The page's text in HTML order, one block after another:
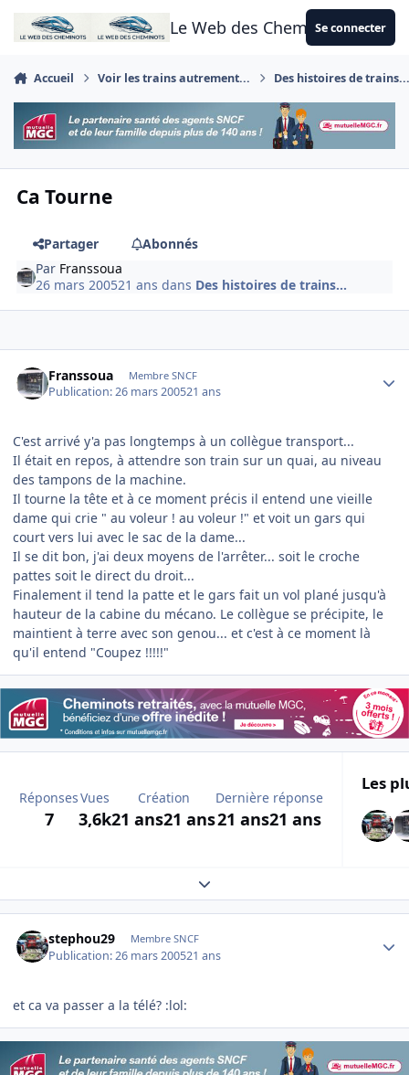
Aller au contenu
Le Web des CheminotsSe connecter
Accueil Voir les trains autrement... Des histoires de
Ca Tourne
Partager
Abonnés
Par Franssoua
26 mars 200521 ans dans Des histoires de trains...
Franssoua Membre SNCF
Publication:26 mars 200521 ans
C'est arrivé y'a pas longtemps à un collègue transport...
Il était en repos, à attendre son train sur un quai, au niveau
des tampons de la machine.
Il tourne la tête et à ce moment précis il entend une vieille
dame qui crie " au voleur ! au voleur !" et voit un gars qui
court vers lui avec le sac de la dame...
Il se dit bon, j'ai deux moyens de l'arrêter... soit le croche
pattes soit le direct du droit...
Finalement il tend la patte et le gars fait un vol plané jusqu'à
hauteur de la cabine du mécano. Le collègue se précipite, le
maintient à terre avec son genou... et c'est à ce moment là
qu'il entend "Coupez !!!!!"
Réponses
7
Vues
3,6k
Création
21 ans21 ans
Dernière réponse
21 ans21 ans
Les
Expand topic overview
stephou29 Membre SNCF
Publication:26 mars 200521 ans
et ca va passer a la télé? :lol: